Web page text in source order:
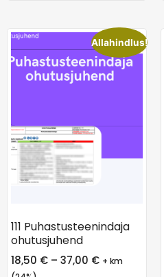
Allahindlus!
111 Puhastusteenindaja
ohutusjuhend
18,50 € – 37,00 € + km